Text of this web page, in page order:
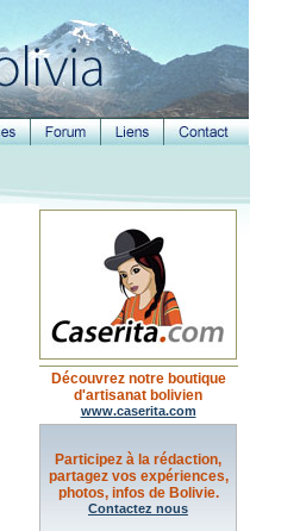
Découvrez notre boutique
d'artisanat bolivien
www.caserita.com
Participez à la rédaction,
partagez vos expériences,
photos, infos de Bolivie.
Contactez nous